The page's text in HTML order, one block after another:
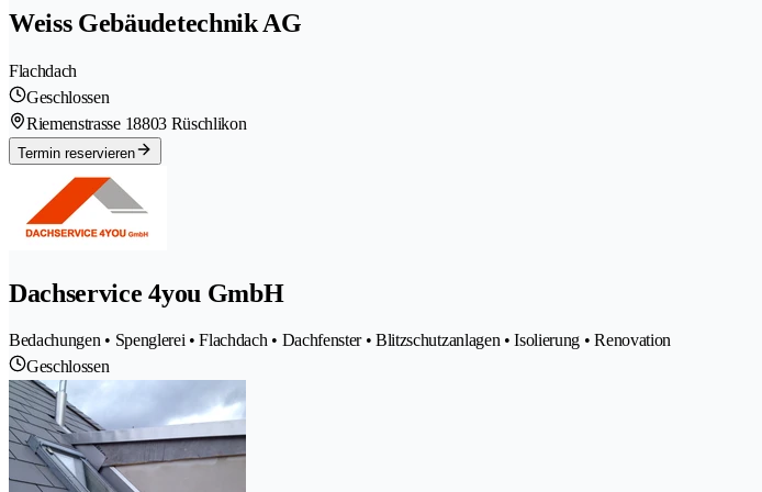
Weiss Gebäudetechnik AG
Flachdach
Geschlossen
Riemenstrasse 18803 Rüschlikon
Termin reservieren
Dachservice 4you GmbH
Bedachungen • Spenglerei • Flachdach • Dachfenster • Blitzschutzanlagen • Isolierung • Renovation
Geschlossen